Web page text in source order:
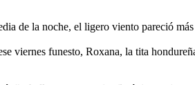
de la noche, el ligero viento pareció
viernes funesto, Roxana, la tita